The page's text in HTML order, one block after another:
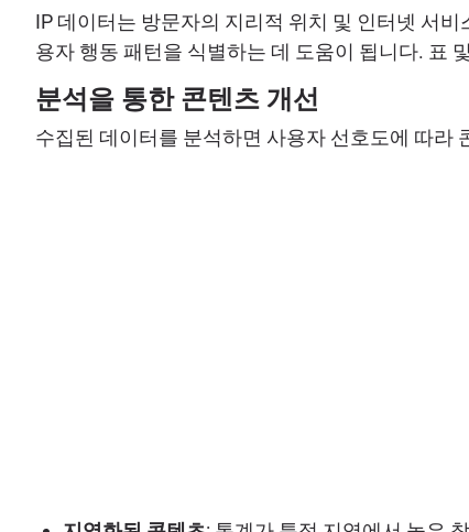
IP 데이터는 방문자의 지리적 위치 및 인터넷 서
용자 행동 패턴을 식별하는 데 도움이 됩니다. 표
분석을 통한 콘텐츠 개선
수집된 데이터를 분석하면 사용자 선호도에 따라